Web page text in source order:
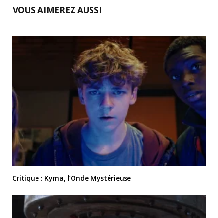
VOUS AIMEREZ AUSSI
Critique : Kyma, l’Onde Mystérieuse